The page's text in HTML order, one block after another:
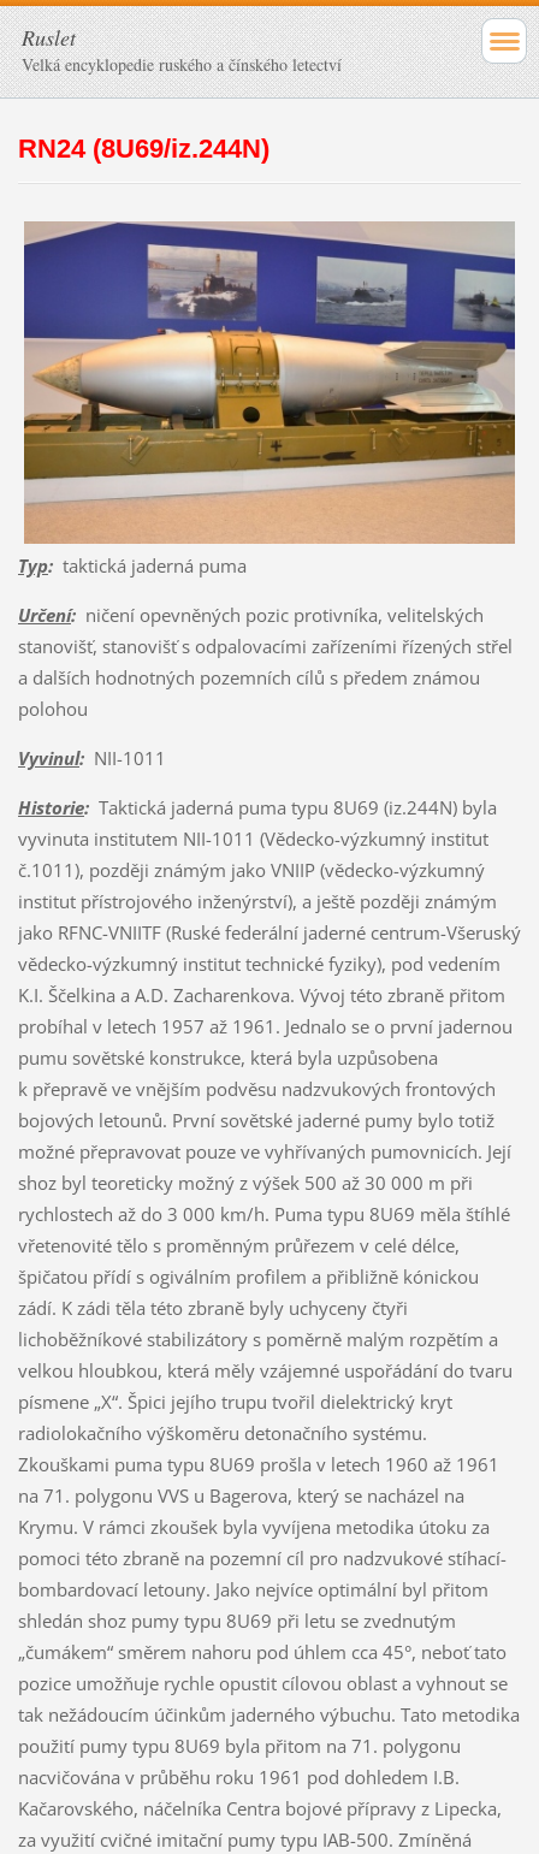
Ruslet
Velká encyklopedie ruského a čínského letectví
RN24 (8U69/iz.244N)
Typ:taktická jaderná puma
Určení:ničení opevněných pozic protivníka, velitelských
stanovišť, stanovišť s odpalovacími zařízeními řízených střel
a dalších hodnotných pozemních cílů s předem známou
polohou
Vyvinul:NII-1011
Historie:Taktická jaderná puma typu 8U69 (iz.244N) byla
vyvinuta institutem NII-1011 (Vědecko-výzkumný institut
č.1011), později známým jako VNIIP (vědecko-výzkumný
institut přístrojového inženýrství), a ještě později známým
jako RFNC-VNIITF (Ruské federální jaderné centrum-Všeruský
vědecko-výzkumný institut technické fyziky), pod vedením
K.I. Ščelkina a A.D. Zacharenkova. Vývoj této zbraně přitom
probíhal v letech 1957 až 1961. Jednalo se o první jadernou
pumu sovětské konstrukce, která byla uzpůsobena
k přepravě ve vnějším podvěsu nadzvukových frontových
bojových letounů. První sovětské jaderné pumy bylo totiž
možné přepravovat pouze ve vyhřívaných pumovnicích. Její
shoz byl teoreticky možný z výšek 500 až 30 000 m při
rychlostech až do 3 000 km/h. Puma typu 8U69 měla štíhlé
vřetenovité tělo s proměnným průřezem v celé délce,
špičatou přídí s ogiválním profilem a přibližně kónickou
zádí. K zádi těla této zbraně byly uchyceny čtyři
lichoběžníkové stabilizátory s poměrně malým rozpětím a
velkou hloubkou, která měly vzájemné uspořádání do tvaru
písmene „X“. Špici jejího trupu tvořil dielektrický kryt
radiolokačního výškoměru detonačního systému.
Zkouškami puma typu 8U69 prošla v letech 1960 až 1961
na 71. polygonu VVS u Bagerova, který se nacházel na
Krymu. V rámci zkoušek byla vyvíjena metodika útoku za
pomoci této zbraně na pozemní cíl pro nadzvukové stíhací-
bombardovací letouny. Jako nejvíce optimální byl přitom
shledán shoz pumy typu 8U69 při letu se zvednutým
„čumákem“ směrem nahoru pod úhlem cca 45°, neboť tato
pozice umožňuje rychle opustit cílovou oblast a vyhnout se
tak nežádoucím účinkům jaderného výbuchu. Tato metodika
použití pumy typu 8U69 byla přitom na 71. polygonu
nacvičována v průběhu roku 1961 pod dohledem I.B.
Kačarovského, náčelníka Centra bojové přípravy z Lipecka,
za využití cvičné imitační pumy typu IAB-500. Zmíněná